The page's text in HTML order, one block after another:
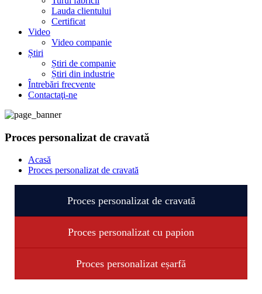
Lauda clientului
Certificat
Video
Video companie
Știri
Știri de companie
Știri din industrie
Întrebări frecvente
Contactaţi-ne
Proces personalizat de cravată
Acasă
Proces personalizat de cravată
Proces personalizat de cravată
Proces personalizat cu papion
Proces personalizat eșarfă